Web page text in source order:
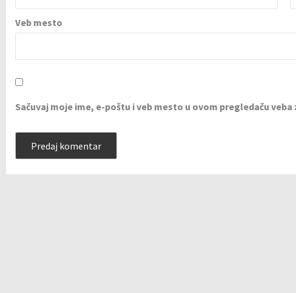
Veb mesto
Sačuvaj moje ime, e-poštu i veb mesto u ovom pregledaču